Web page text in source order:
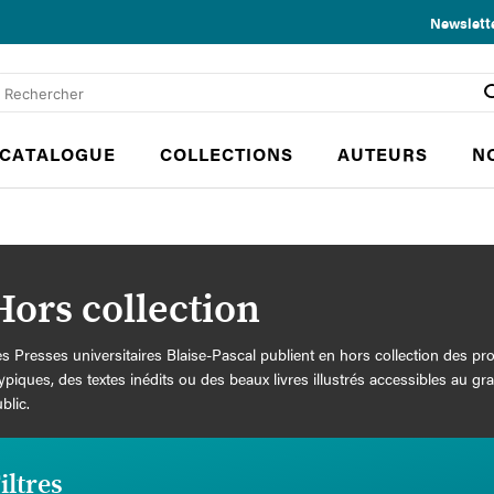
COLLECTIONS AUTEURS
collection
Presses universitaires Blaise-Pascal publient en hors collection des
des textes inédits ou des beaux livres illustrés accessibles au